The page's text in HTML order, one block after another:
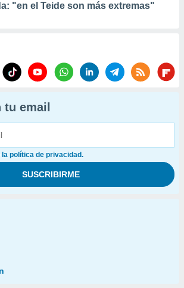
"en el Teide son más extremas"
tu email
la política de privacidad.